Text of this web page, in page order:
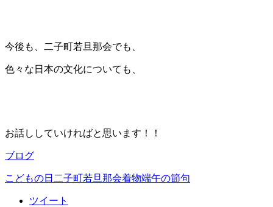
今後も、二子町若旦那会でも、
色々な日本の文化についても、
お話ししていければと思います！！
ブログ
こどもの日 二子町若旦那会着物端午の節句
ツイート